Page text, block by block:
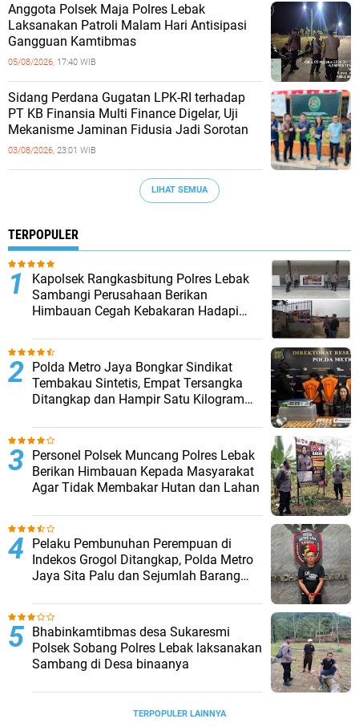
Anggota Polsek Maja Polres Lebak
Laksanakan Patroli Malam Hari Antisipasi
Gangguan Kamtibmas
05/08/2026, 17:40 WIB
Sidang Perdana Gugatan LPK-RI terhadap
PT KB Finansia Multi Finance Digelar, Uji
Mekanisme Jaminan Fidusia Jadi Sorotan
03/08/2026, 23:01 WIB
LIHAT SEMUA
TERPOPULER
Kapolsek Rangkasbitung Polres Lebak
Sambangi Perusahaan Berikan
Himbauan Cegah Kebakaran Hadapi
‎Polda Metro Jaya Bongkar Sindikat
Tembakau Sintetis, Empat Tersangka
Ditangkap dan Hampir Satu Kilogram
Personel Polsek Muncang Polres Lebak
Berikan Himbauan Kepada Masyarakat
Agar Tidak Membakar Hutan dan Lahan
Pelaku Pembunuhan Perempuan di
Indekos Grogol Ditangkap, Polda Metro
Jaya Sita Palu dan Sejumlah Barang
Bhabinkamtibmas desa Sukaresmi
Polsek Sobang Polres Lebak laksanakan
Sambang di Desa binaanya
TERPOPULER LAINNYA